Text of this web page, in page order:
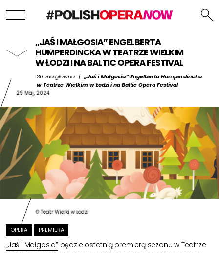
„JAŚ I MAŁGOSIA” ENGELBERTA
HUMPERDINCKA W TEATRZE WIELKIM
W ŁODZI I NA BALTIC OPERA FESTIVAL
Strona główna | „Jaś i Małgosia” Engelberta Humperdincka
w Teatrze Wielkim w Łodzi i na Baltic Opera Festival
29 Maj, 2024
© Teatr Wielki w Łodzi
OPERA PREMIERA
„Jaś i Małgosia”będzie ostatnią premierą sezonu w Teatrze